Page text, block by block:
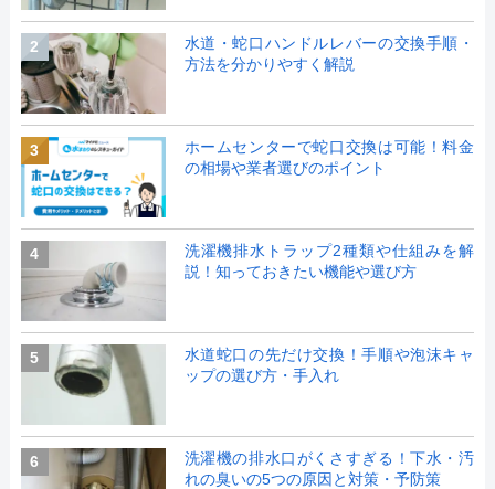
2
水道・蛇口ハンドルレバーの交換手順・
方法を分かりやすく解説
3
ホームセンターで蛇口交換は可能！料金
の相場や業者選びのポイント
4
洗濯機排水トラップ2種類や仕組みを解
説！知っておきたい機能や選び方
5
水道蛇口の先だけ交換！手順や泡沫キャ
ップの選び方・手入れ
6
洗濯機の排水口がくさすぎる！下水・汚
れの臭いの5つの原因と対策・予防策